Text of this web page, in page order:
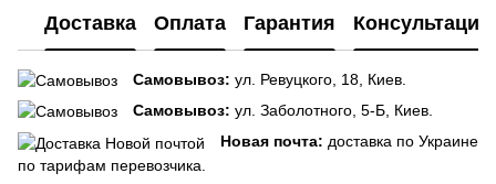
Доставка Оплата Гарантия Консультация
Самовывоз: ул. Ревуцкого, 18, Киев.
Самовывоз: ул. Заболотного, 5-Б, Киев.
Новая почта: доставка по Украине
по тарифам перевозчика.